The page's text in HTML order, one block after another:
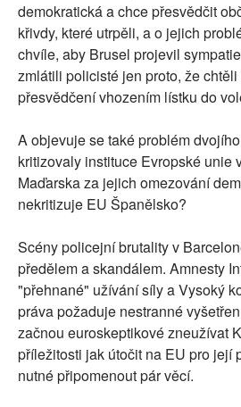
demokratická a chce přesvědčit
křivdy, které utrpěli, a o jejich
chvíle, aby Brusel projevil
zmlátili policisté jen proto, že
přesvědčení vhozením lístku do
A objevuje se také problém
kritizovaly instituce Evropské unie
Maďarska za jejich omezování
nekritizuje EU Španělsko?
Scény policejní brutality v
předělem a skandálem. Amnesty
"přehnané" užívání síly a Vysoký
práva požaduje nestranné
začnou euroskeptikové zneužívat
příležitosti jak útočit na EU pro její
nutné připomenout pár věcí.